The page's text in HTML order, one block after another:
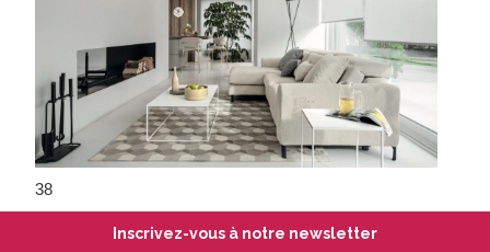
38
Inscrivez-vous à notre newsletter